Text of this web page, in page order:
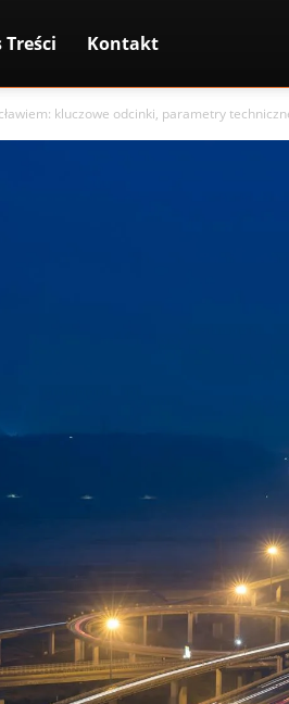
Treści Kontakt
kluczowe odcinki, parametry